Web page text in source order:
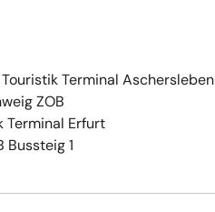
Terminal Aschersleben
ZOB
Terminal Erfurt
Bussteig 1